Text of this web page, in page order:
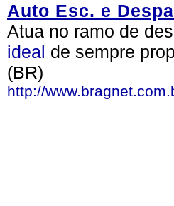
Auto Esc. e
Atua no ramo de
ideal de sempre
(BR)
http://